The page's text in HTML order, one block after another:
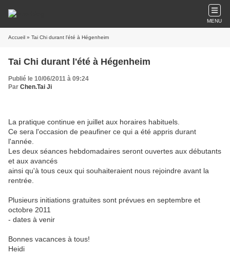
MENU
Accueil » Tai Chi durant l'été à Hégenheim
Tai Chi durant l'été à Hégenheim
Publié le 10/06/2011 à 09:24
Par Chen.Tai Ji
La pratique continue en juillet aux horaires habituels.
Ce sera l'occasion de peaufiner ce qui a été appris durant
l'année.
Les deux séances hebdomadaires seront ouvertes aux débutants
et aux avancés
ainsi qu'à tous ceux qui souhaiteraient nous rejoindre avant la
rentrée.
Plusieurs initiations gratuites sont prévues en septembre et
octobre 2011
- dates à venir
Bonnes vacances à tous!
Heidi